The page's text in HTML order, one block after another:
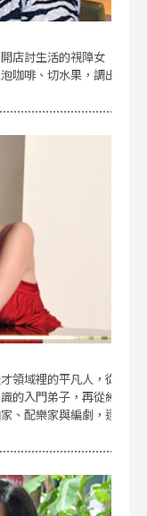
店討生活的視障女
咖啡、切水果，調出
領域裡的平凡人，從
的入門弟子，再從純
、配樂家與編劇，逐